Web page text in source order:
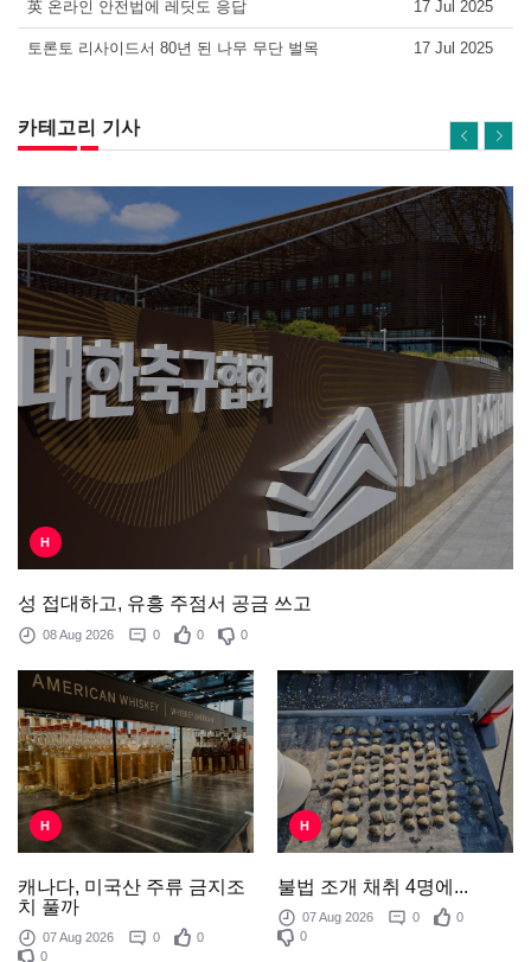
英 온라인 안전법에 레딧도 응답 17 Jul 2025
토론토 리사이드서 80년 된 나무 무단 벌목 17 Jul 2025
카테고리 기사
H
성 접대하고, 유흥 주점서 공금 쓰고
08 Aug 2026 0 0 0
H
캐나다, 미국산 주류 금지조
치 풀까
07 Aug 2026 0
0
0
H
불법 조개 채취 4명에...
07 Aug 2026 0
0
0